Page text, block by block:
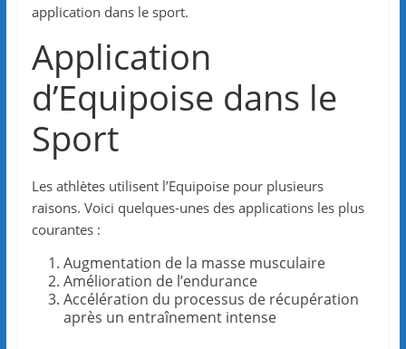
application dans le sport.
Application
d’Equipoise dans le
Sport
Les athlètes utilisent l’Equipoise pour plusieurs
raisons. Voici quelques-unes des applications les plus
courantes :
Augmentation de la masse musculaire
Amélioration de l’endurance
Accélération du processus de récupération
après un entraînement intense